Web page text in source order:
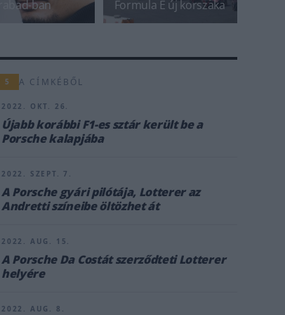
ban Formula E új korszaka
5 A CÍMKÉBŐL
2022. OKT. 26.
Újabb korábbi F1-es sztár került be a
Porsche kalapjába
2022. SZEPT. 7.
A Porsche gyári pilótája, Lotterer az
Andretti színeibe öltözhet át
2022. AUG. 15.
A Porsche Da Costát szerződteti Lotterer
helyére
2022. AUG. 8.